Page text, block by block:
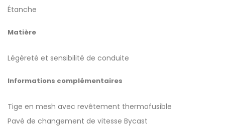
Étanche
Matière
Légèreté et sensibilité de conduite
Informations complémentaires
Tige en mesh avec revêtement thermofusible
Pavé de changement de vitesse Bycast